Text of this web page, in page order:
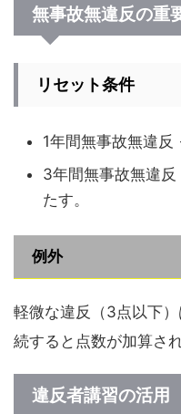
無事故無違反の重
リセット条件
1年間無事故無違反
3年間無事故無違
たす。
例外
軽微な違反（3点以下
続すると点数が加算さ
違反者講習の活用